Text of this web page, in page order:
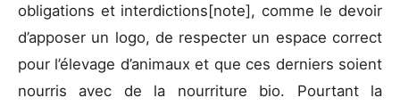
obligations et interdictions[note], comme le devoir
d’apposer un logo, de respecter un espace correct
pour l’élevage d’animaux et que ces derniers soient
nourris avec de la nourriture bio. Pourtant la